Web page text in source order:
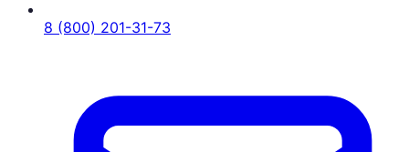
8 (800) 201-31-73